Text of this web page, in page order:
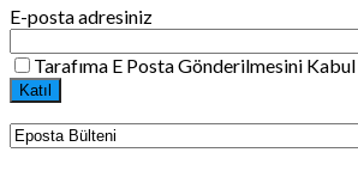
E-posta adresiniz
Tarafıma E Posta Gönderilmesini